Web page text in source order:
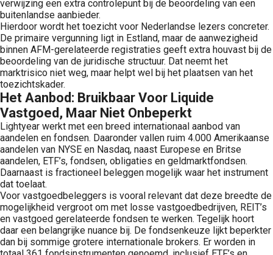
verwijzing een extra controlepunt bij de beoordeling van een
buitenlandse aanbieder.
Hierdoor wordt het toezicht voor Nederlandse lezers concreter.
De primaire vergunning ligt in Estland, maar de aanwezigheid
binnen AFM-gerelateerde registraties geeft extra houvast bij de
beoordeling van de juridische structuur. Dat neemt het
marktrisico niet weg, maar helpt wel bij het plaatsen van het
toezichtskader.
Het Aanbod: Bruikbaar Voor Liquide
Vastgoed, Maar Niet Onbeperkt
Lightyear werkt met een breed internationaal aanbod van
aandelen en fondsen. Daaronder vallen ruim 4.000 Amerikaanse
aandelen van NYSE en Nasdaq, naast Europese en Britse
aandelen, ETF’s, fondsen, obligaties en geldmarktfondsen.
Daarnaast is fractioneel beleggen mogelijk waar het instrument
dat toelaat.
Voor vastgoedbeleggers is vooral relevant dat deze breedte de
mogelijkheid vergroot om met losse vastgoedbedrijven, REIT’s
en vastgoed gerelateerde fondsen te werken. Tegelijk hoort
daar een belangrijke nuance bij. De fondsenkeuze lijkt beperkter
dan bij sommige grotere internationale brokers. Er worden in